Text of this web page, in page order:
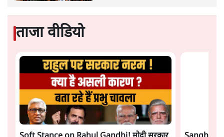
जा रहा है, बंगाली अस्मिता के सबसे बड़े प्रतीकों में एक नेताजी
सुभाष चंद्र बोस को अपनाने की बीजेपी की कोशिशें तेज़ होती जा
इस सच्चाई के बावजूद जारी है कि नेताजी के सिद्धान्त और मूल्य न
तो बीजेपी के एकात्म मानवतावाद से मेल खाते हैं न ही मुसलिम-
विरोध पर टिकी उसकी नीतियों से। कड़वी सच्चाई तो यह है कि
जिस समय नेताजी अंग्रेजों से लोहा लेने की तैयारी कर रहे थे,
आरएसएस के प्रेरणा पुरुष सावरकर अंग्रेजों की मदद करने के लिए
हिन्दुओं की पलटन तैयार करने में लगे हुए थे।